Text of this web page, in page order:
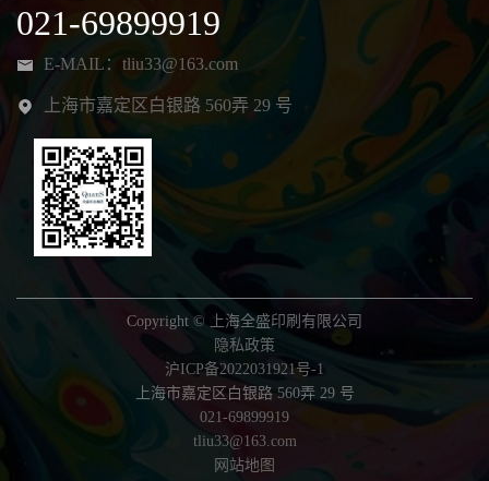
021-69899919
E-MAIL： tliu33@163.com
上海市嘉定区白银路 560弄 29 号
Copyright © 上海全盛印刷有限公司
隐私政策
沪ICP备2022031921号-1
上海市嘉定区白银路 560弄 29 号
021-69899919
tliu33@163.com
网站地图